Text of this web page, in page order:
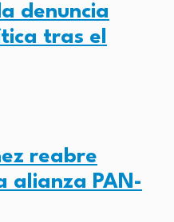
denuncia
tras el
reabre
alianza PAN-